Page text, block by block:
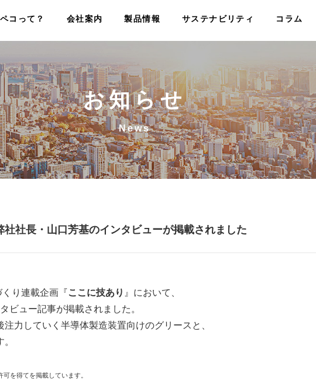
コって？ 会社案内 製品情報 サステナビリティ コラム
お知らせ
News
社長・山口芳基のインタビューが掲載されました
くり連載企画『ここに技あり 』 において、
ビュー記事が掲載されました。
力していく半導体製造装置向けのグリースと、
を得てを掲載しています。